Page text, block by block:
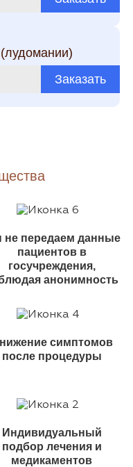
Заказать
не передаем данные
пациентов в
госучреждения,
анонимность
симптомов
после процедуры
Индивидуальный
подбор лечения и
медикаментов